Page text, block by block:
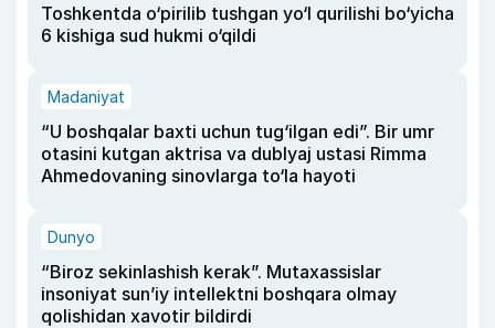
Toshkentda o‘pirilib tushgan yo‘l qurilishi bo‘yicha
6 kishiga sud hukmi o‘qildi
Madaniyat
“U boshqalar baxti uchun tug‘ilgan edi”. Bir umr
otasini kutgan aktrisa va dublyaj ustasi Rimma
Ahmedovaning sinovlarga to‘la hayoti
Dunyo
“Biroz sekinlashish kerak”. Mutaxassislar
insoniyat sun’iy intellektni boshqara olmay
qolishidan xavotir bildirdi